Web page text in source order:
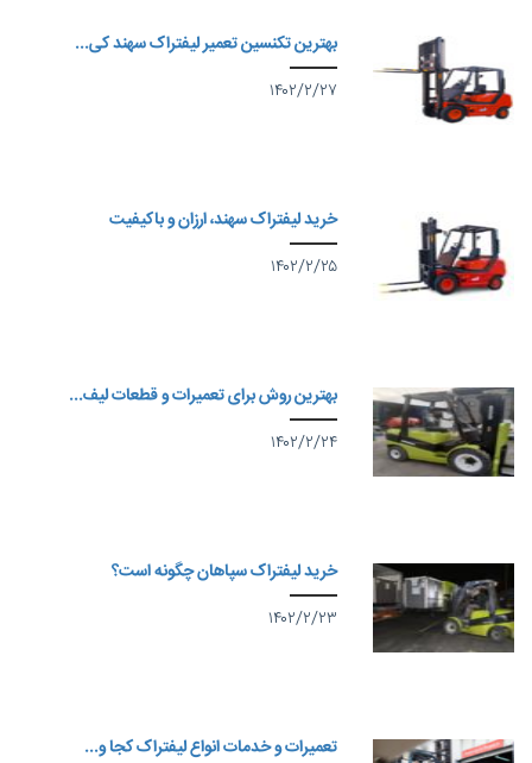
بهترین تکنسین تعمیر لیفتراک سهند کی...
۱۴۰۲/۲/۲۷
خرید لیفتراک سهند، ارزان و باکیفیت
۱۴۰۲/۲/۲۵
بهترین روش برای تعمیرات و قطعات لیف...
۱۴۰۲/۲/۲۴
خرید لیفتراک سپاهان چگونه است؟
۱۴۰۲/۲/۲۳
تعمیرات و خدمات انواع لیفتراک کجا و...